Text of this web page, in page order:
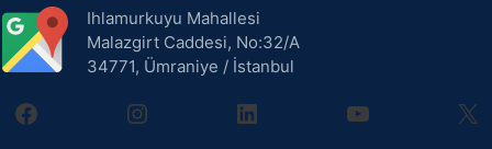
Ihlamurkuyu Mahallesi
Malazgirt Caddesi, No:32/A
34771, Ümraniye / İstanbul
facebookinstagramlinkedin youtube X